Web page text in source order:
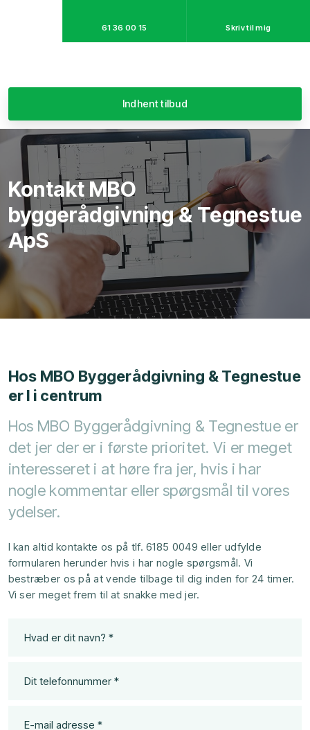
Indhent tilbud
61 36 00 15 Skriv til mig​
​Kontakt MBO
byggerådgivning & Tegnestue
ApS
Hos MBO Byggerådgivning & Tegnestue
er I i centrum
Hos MBO Byggerådgivning & Tegnestue er
det jer der er i første prioritet. Vi er meget
interesseret i at høre fra jer, hvis i har
nogle kommentar eller spørgsmål til vores
ydelser.
I kan altid kontakte os på tlf. 6185 0049 eller udfylde
formularen herunder hvis i har nogle spørgsmål. Vi
bestræber os på at vende tilbage til dig inden for 24 timer.
Vi ser meget frem til at snakke med jer.